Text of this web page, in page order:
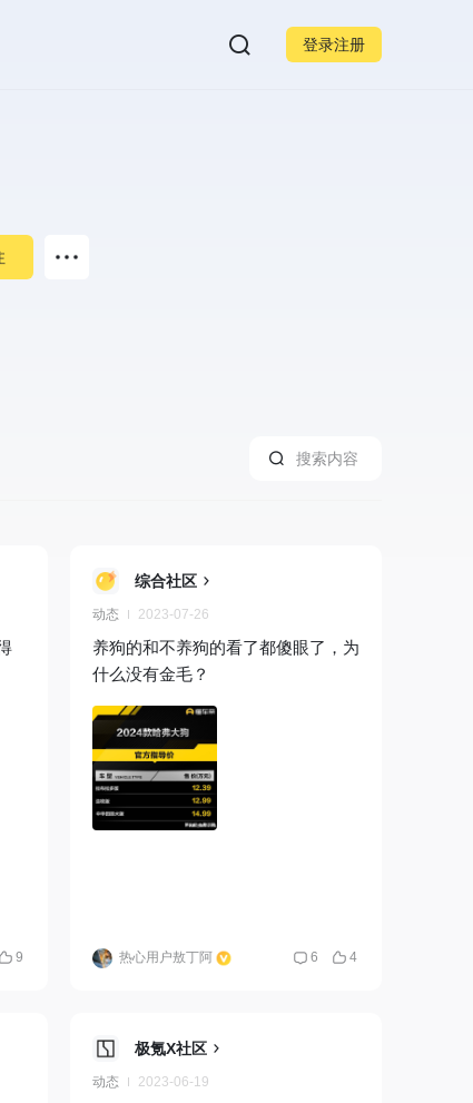
登录注册
9
综合社区
动态 2023-07-26
养狗的和不养狗的看了都傻眼了，为
什么没有金毛？
热心用户敖丁阿 6 4
极氪X社区
动态 2023-06-19